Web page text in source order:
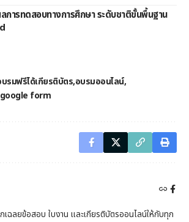
ลการทดสอบทางการศึกษา ระดับชาติขั้นพื้นฐาน
รมฟรีได้เกียรติบัตร อบรมออนไลน์
form
ฉลยข้อสอบ ใบงาน และเกียรติบัตรออนไลน์ให้กับทุก